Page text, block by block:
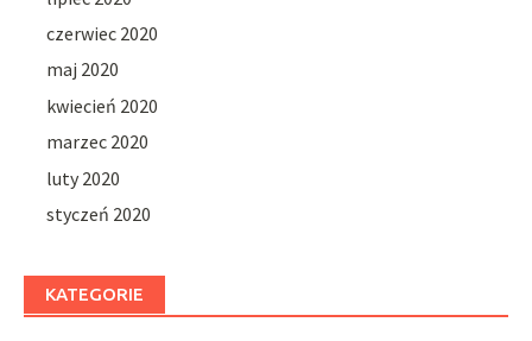
czerwiec 2020
maj 2020
kwiecień 2020
marzec 2020
luty 2020
styczeń 2020
KATEGORIE